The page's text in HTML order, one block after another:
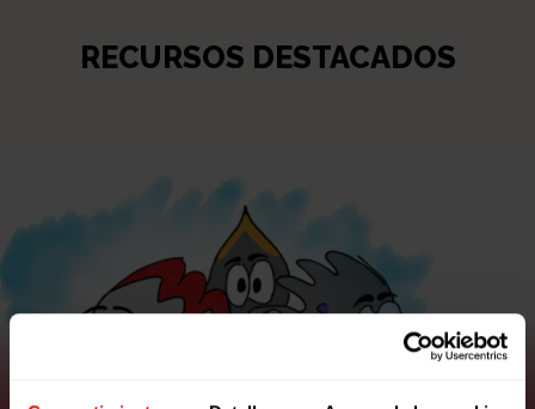
RECURSOS DESTACADOS